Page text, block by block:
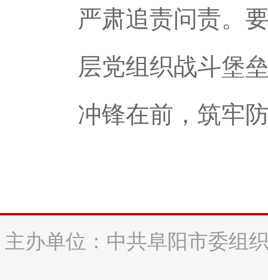
严肃追责问责。
层党组织战斗堡
冲锋在前，筑牢
主办单位：中共阜阳市委组